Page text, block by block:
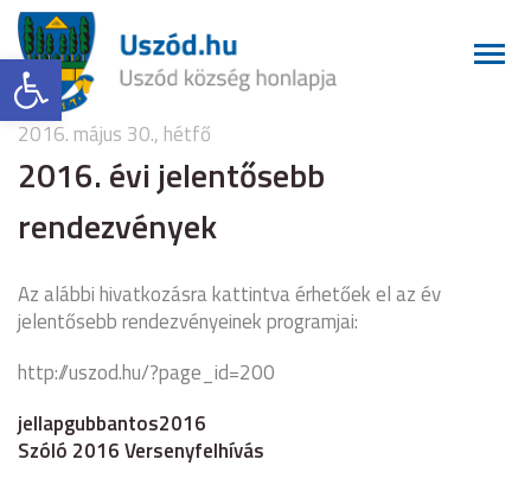
Eszköztár megnyitása
2016. május 30., hétfő
2016. évi jelentősebb
rendezvények
Az alábbi hivatkozásra kattintva érhetőek el az év
jelentősebb rendezvényeinek programjai:
http://uszod.hu/?page_id=200
jellapgubbantos2016
Szóló 2016 Versenyfelhívás